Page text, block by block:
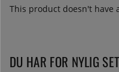
This product doesn't have
DU HAR FOR NYLIG SET